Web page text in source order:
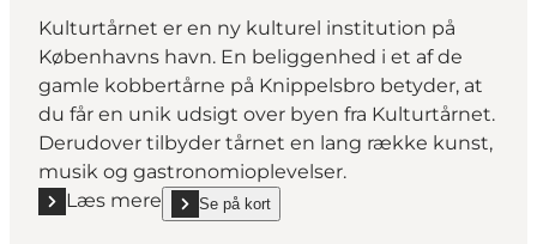
Kulturtårnet er en ny kulturel institution på
Københavns havn. En beliggenhed i et af de
gamle kobbertårne på Knippelsbro betyder, at
du får en unik udsigt over byen fra Kulturtårnet.
Derudover tilbyder tårnet en lang række kunst,
musik og gastronomioplevelser.
Læs mere
Læs mere "Kulturtårnet Knippelsbro"
Se på kort
show Kulturtårnet Knippelsbro on_map